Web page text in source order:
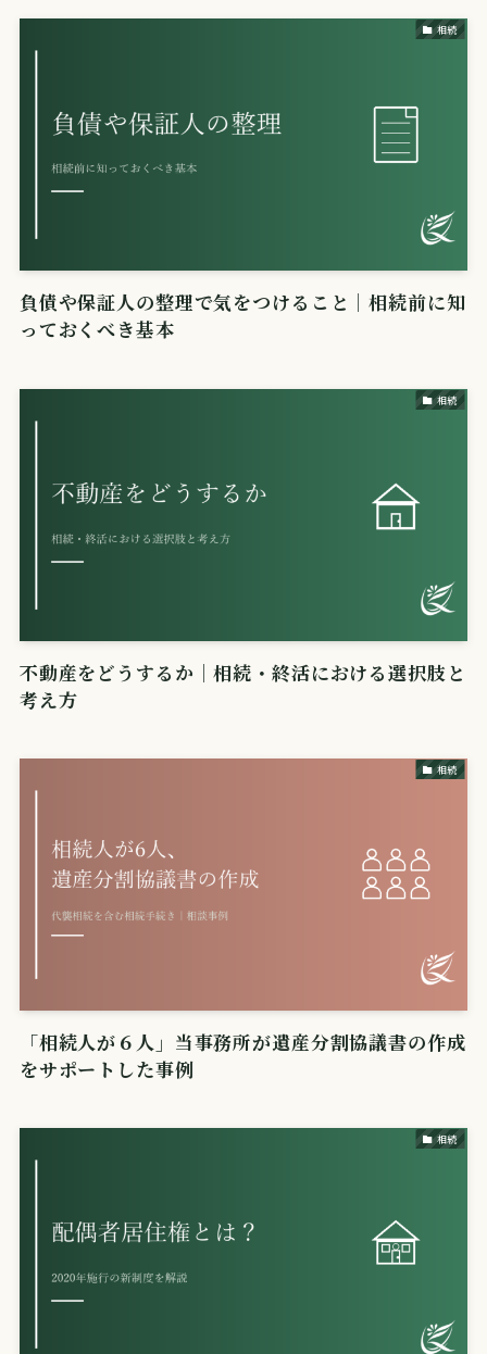
相続
負債や保証人の整理で気をつけること｜相続前に知
っておくべき基本
相続
不動産をどうするか｜相続・終活における選択肢と
考え方
相続
「相続人が６人」当事務所が遺産分割協議書の作成
をサポートした事例
相続